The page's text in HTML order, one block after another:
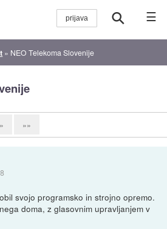
☰
» NEO Telekoma Slovenije
» »»
svojo programsko in strojno opremo.
doma, z glasovnim upravljanjem v